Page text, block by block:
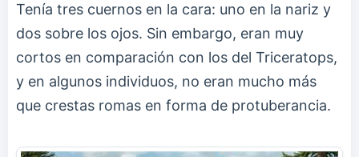
Tenía tres cuernos en la cara: uno en la nariz y
dos sobre los ojos. Sin embargo, eran muy
cortos en comparación con los del Triceratops,
y en algunos individuos, no eran mucho más
que crestas romas en forma de protuberancia.